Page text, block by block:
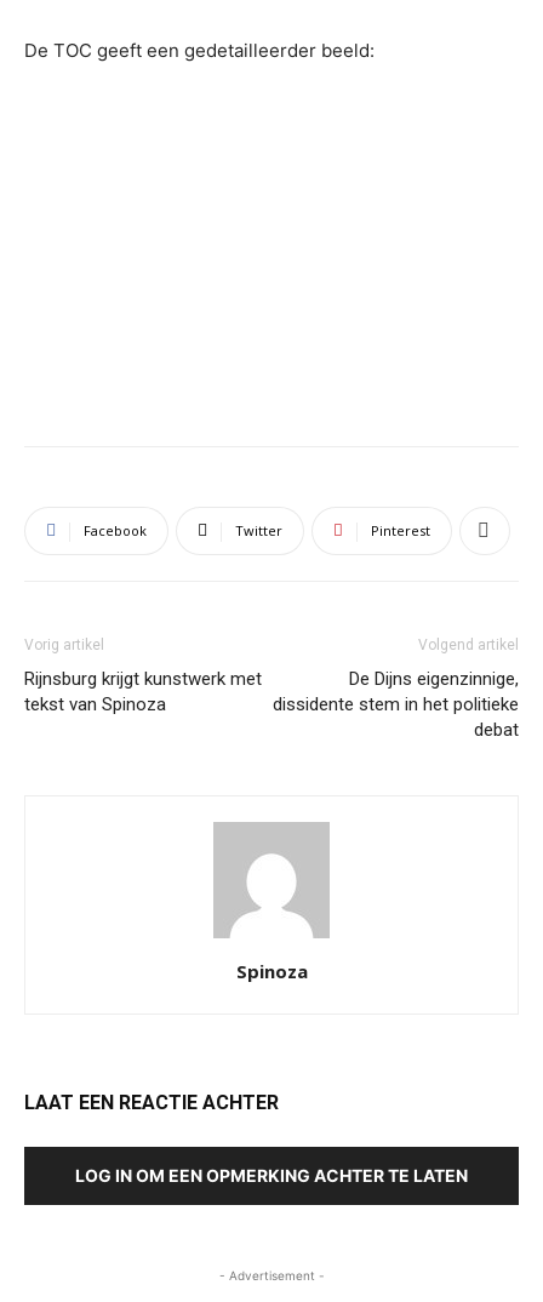
De TOC geeft een gedetailleerder beeld:
Facebook Twitter Pinterest
Vorig artikel
Rijnsburg krijgt kunstwerk met
tekst van Spinoza
Volgend artikel
De Dijns eigenzinnige,
dissidente stem in het politieke
debat
Spinoza
LAAT EEN REACTIE ACHTER
LOG IN OM EEN OPMERKING ACHTER TE LATEN
- Advertisement -